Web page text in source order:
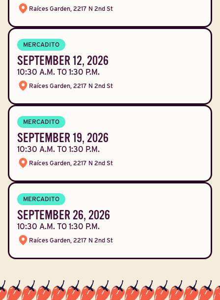
Raíces Garden, 2217 N 2nd St
MERCADITO
SEPTEMBER 12, 2026
10:30 A.M. TO 1:30 P.M.
Raíces Garden, 2217 N 2nd St
MERCADITO
SEPTEMBER 19, 2026
10:30 A.M. TO 1:30 P.M.
Raíces Garden, 2217 N 2nd St
MERCADITO
SEPTEMBER 26, 2026
10:30 A.M. TO 1:30 P.M.
Raíces Garden, 2217 N 2nd St